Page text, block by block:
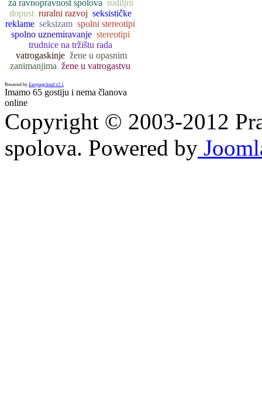
za ravnopravnost spolova rodiljni
dopust ruralni razvoj seksističke
reklame seksizam spolni stereotipi
spolno uznemiravanje stereotipi
trudnice na tržištu rada
vatrogaskinje žene u opasnim
zanimanjima žene u vatrogastvu
Powered by Easytagcloud v2.1
Imamo 65 gostiju i nema članova
online
Copyright © 2003-2012
spolova. Powered by